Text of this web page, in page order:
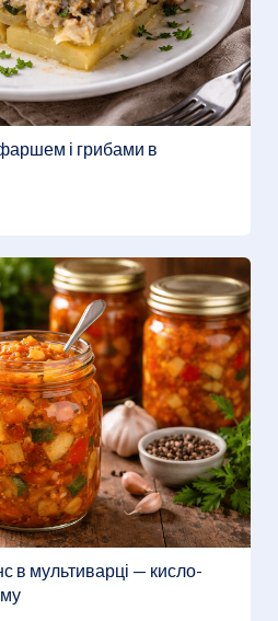
і грибами в
в мультиварці — кисло-